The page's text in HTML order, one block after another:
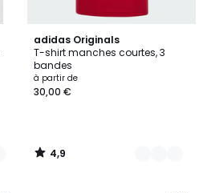
adidas Originals
T-shirt manches courtes, 3
bandes
à partir de
30,00 €
4,9
/ 5
13
Couleurs
4,9
/